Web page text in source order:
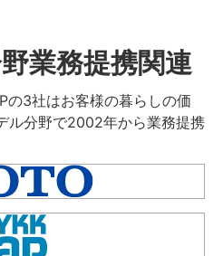
業務提携関連
の3社はお客様の暮らしの価
ル分野で2002年から業務提携